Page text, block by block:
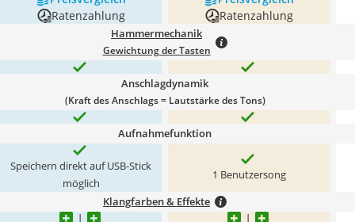
Ratenzahlung
Ratenzahlung
Hammermechanik
Gewichtung der Tasten
Anschlagdynamik
(Kraft des Anschlags = Lautstärke des Tons)
Aufnahmefunktion
Speichern direkt auf USB-Stick
möglich
1 Benutzersong
Klangfarben & Effekte